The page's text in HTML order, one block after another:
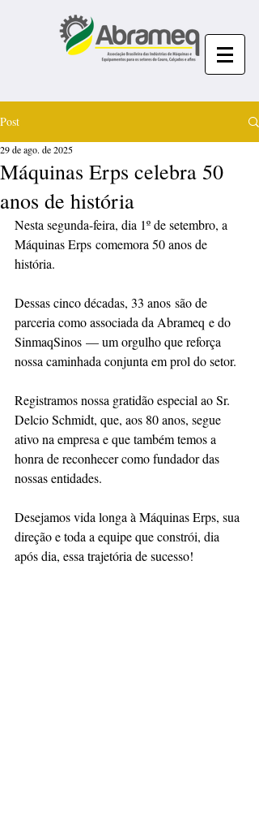
Post
Máquinas Erps celebra 50
anos de história
29 de ago. de 2025
Nesta segunda-feira, dia 1º de setembro, a
Máquinas Erps comemora 50 anos de
história.
Dessas cinco décadas, 33 anos são de
parceria como associada da Abrameq e do
SinmaqSinos — um orgulho que reforça
nossa caminhada conjunta em prol do setor.
Registramos nossa gratidão especial ao Sr.
Delcio Schmidt, que, aos 80 anos, segue
ativo na empresa e que também temos a
honra de reconhecer como fundador das
nossas entidades.
Desejamos vida longa à Máquinas Erps, sua
direção e toda a equipe que constrói, dia
após dia, essa trajetória de sucesso!